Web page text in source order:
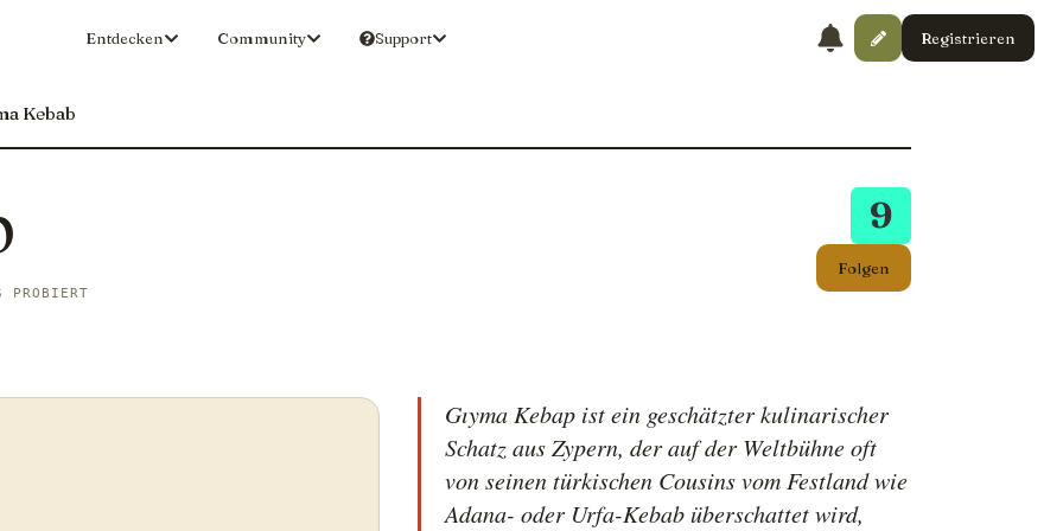
Entdecken Community Support Registrieren
Kebab
9
Folgen
PROBIERT
Gıyma Kebap ist ein geschätzter kulinarischer
Schatz aus Zypern, der auf der Weltbühne oft
von seinen türkischen Cousins vom Festland wie
Adana- oder Urfa-Kebab überschattet wird,